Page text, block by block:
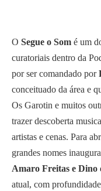
O Segue o Som é um
curatoriais dentro da
por ser comandado por
conceituado da área e
Os Garotin e muitos
trazer descoberta
artistas e cenas. Para
grandes nomes
Amaro Freitas e Dino
atual, com